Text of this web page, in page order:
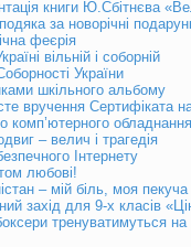
книги Ю.Сбітнєва
за новорічні
феєрія
вільній і соборній
України
шкільного альбому
вручення Сертифіката
комп’ютерного обладнання
– велич і трагедія
Інтернету
любові!
– мій біль, моя пекуча
захід для 9-х класів
тренуватимуться